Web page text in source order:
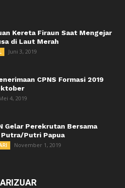
Kereta Firaun Saat Mengejar
di Laut Merah
Juni 3, 2019
CPNS Formasi 2019
4, 2019
Gelar Perekrutan Bersama
Putra/Putri Papua
November 1, 2019